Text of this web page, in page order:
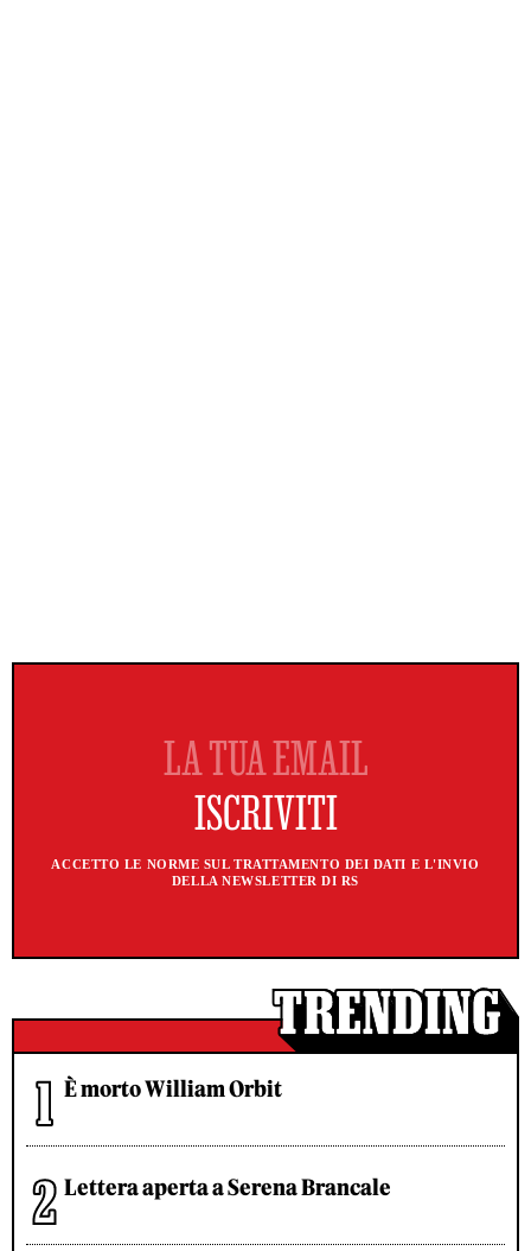
ACCETTO LE NORME SUL TRATTAMENTO DEI DATI E L'INVIO
DELLA NEWSLETTER DI RS
È morto William Orbit
Lettera aperta a Serena Brancale